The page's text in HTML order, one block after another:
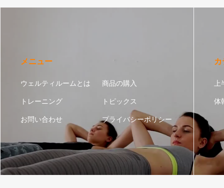
メニュー
ウェルティルームとは 商品の購入
トレーニング トピックス
お問い合わせ プライバシーポリシー
体